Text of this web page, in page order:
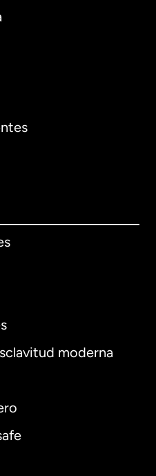
moderna